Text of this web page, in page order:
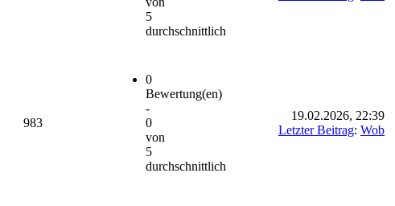
5
durchschnittlich
983
0
Bewertung(en)
-
0
von
5
durchschnittlich
19.02.2026, 22:39
Letzter Beitrag: Wob